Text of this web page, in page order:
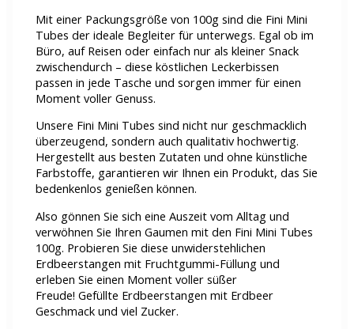
Mit einer Packungsgröße von 100g sind die Fini Mini
Tubes der ideale Begleiter für unterwegs. Egal ob im
Büro, auf Reisen oder einfach nur als kleiner Snack
zwischendurch – diese köstlichen Leckerbissen
passen in jede Tasche und sorgen immer für einen
Moment voller Genuss.
Unsere Fini Mini Tubes sind nicht nur geschmacklich
überzeugend, sondern auch qualitativ hochwertig.
Hergestellt aus besten Zutaten und ohne künstliche
Farbstoffe, garantieren wir Ihnen ein Produkt, das Sie
bedenkenlos genießen können.
Also gönnen Sie sich eine Auszeit vom Alltag und
verwöhnen Sie Ihren Gaumen mit den Fini Mini Tubes
100g. Probieren Sie diese unwiderstehlichen
Erdbeerstangen mit Fruchtgummi-Füllung und
erleben Sie einen Moment voller süßer
Freude! Gefüllte Erdbeerstangen mit Erdbeer
Geschmack und viel Zucker.